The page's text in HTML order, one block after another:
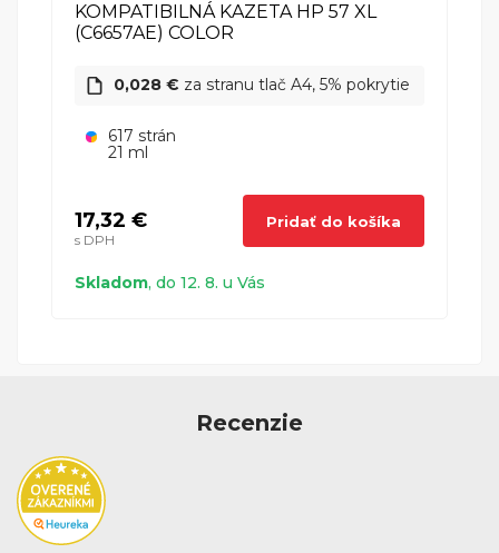
HP Deskjet 5500
HP (Hewlett Packard)
HP DeskJet 5550
HP (Hewlett Packard)
KOMPATIBILNÁ KAZETA HP 57 XL
(C6657AE) COLOR
0,028 € za stranu tlač A4, 5% pokrytie
617 strán
21 ml
17,32 €
s DPH
Pridať do košíka
Skladom, do 12. 8. u Vás
Recenzie